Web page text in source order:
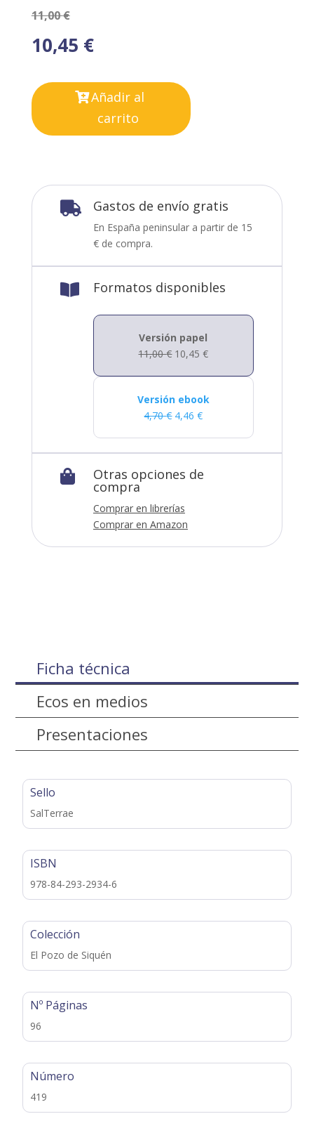
11,00€
10,45 €
Añadir al
carrito
 Gastos de envío gratis
En España peninsular a partir de 15
€ de compra.
 Formatos disponibles
Versión papel
11,00€ 10,45€
Versión ebook
4,70€ 4,46€
 Otras opciones de
compra
Comprar en librerías
Comprar en Amazon
Ficha técnica
Ecos en medios
Presentaciones
Sello
SalTerrae
ISBN
978-84-293-2934-6
Colección
El Pozo de Siquén
Nº Páginas
96
Número
419